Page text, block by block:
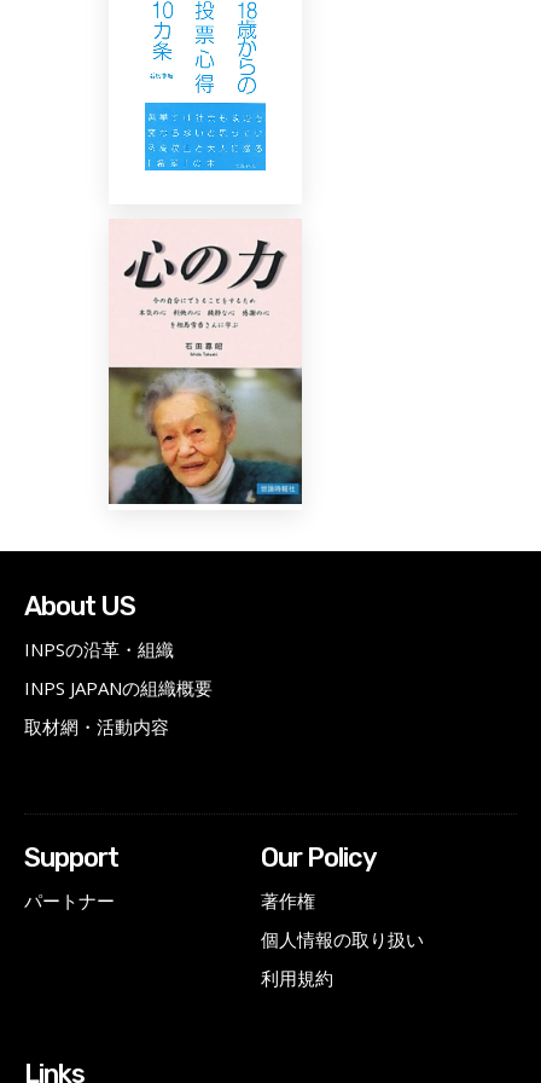
About US
INPSの沿革・組織
INPS JAPANの組織概要
取材網・活動内容
Support
パートナー
Our Policy
著作権
個人情報の取り扱い
利用規約
Links